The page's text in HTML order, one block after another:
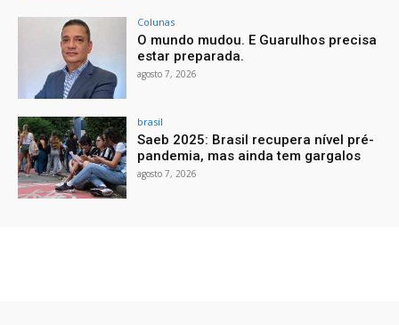
Colunas
O mundo mudou. E Guarulhos precisa
estar preparada.
agosto 7, 2026
brasil
Saeb 2025: Brasil recupera nível pré-
pandemia, mas ainda tem gargalos
agosto 7, 2026